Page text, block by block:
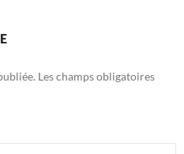
Les champs obligatoires